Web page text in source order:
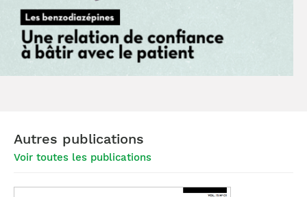
Autres publications
Voir toutes les publications